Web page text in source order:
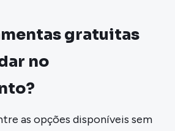
gratuitas
no
as opções disponíveis sem